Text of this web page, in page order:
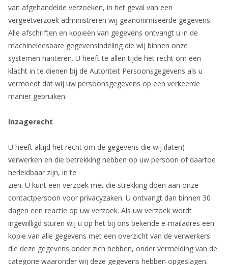
van afgehandelde verzoeken, in het geval van een
vergeetverzoek administreren wij geanonimiseerde gegevens.
Alle afschriften en kopieën van gegevens ontvangt u in de
machineleesbare gegevensindeling die wij binnen onze
systemen hanteren. U heeft te allen tijde het recht om een
klacht in te dienen bij de Autoriteit Persoonsgegevens als u
vermoedt dat wij uw persoonsgegevens op een verkeerde
manier gebruiken.
Inzagerecht
U heeft altijd het recht om de gegevens die wij (laten)
verwerken en die betrekking hebben op uw persoon of daartoe
herleidbaar zijn, in te
zien. U kunt een verzoek met die strekking doen aan onze
contactpersoon voor privacyzaken. U ontvangt dan binnen 30
dagen een reactie op uw verzoek. Als uw verzoek wordt
ingewilligd sturen wij u op het bij ons bekende e-mailadres een
kopie van alle gegevens met een overzicht van de verwerkers
die deze gegevens onder zich hebben, onder vermelding van de
categorie waaronder wij deze gegevens hebben opgeslagen.